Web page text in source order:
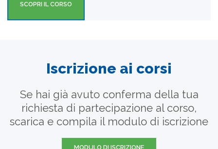
SCOPRI IL CORSO
Iscrizione ai corsi
Se hai già avuto conferma della tua
richiesta di partecipazione al corso,
scarica e compila il modulo di iscrizione
MODULO DI ISCRIZIONE